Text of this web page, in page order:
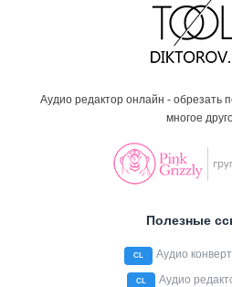
Аудио редактор онлайн - обрезать
многое
Полезные
CL Аудио
CL Аудио